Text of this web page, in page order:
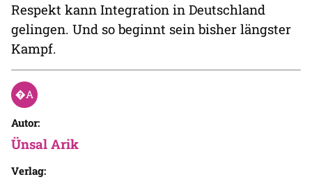
Respekt kann Integration in Deutschland
gelingen. Und so beginnt sein bisher längster
Kampf.
Autor:
Ünsal Arik
Verlag: